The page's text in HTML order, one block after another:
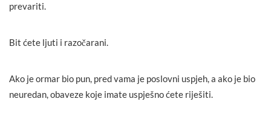
prevariti.
Bit ćete ljuti i razočarani.
Ako je ormar bio pun, pred vama je poslovni uspjeh, a ako je bio
neuredan, obaveze koje imate uspješno ćete riješiti.